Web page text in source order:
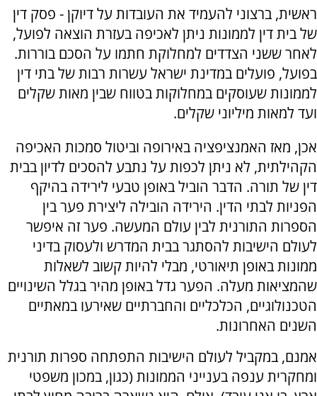
ראשית, ברצוני להעמיד את העובדות על דיוקן - פסק דין
של בית דין לממונות ניתן לאכיפה בעזרת הוצאה לפועל,
לאחר ששני הצדדים למחלוקת חתמו על הסכם בוררות.
בפועל, פועלים במדינת ישראל עשרות רבות של בתי דין
לממונות שעוסקים במחלוקות בטווח שבין מאות שקלים
ועד למאות מיליוני שקלים.
אכן, מאז האמנציפציה באירופה וביטול סמכות האכיפה
הקהילתית, לא ניתן לכפות על נתבע להסכים לדיון בבית
דין של תורה. הדבר הוביל באופן טבעי לירידה בהיקף
הפניות לבתי הדין. הירידה הובילה ליצירת פער בין
הספרות התורנית לבין עולם המעשה. פער זה איפשר
לעולם הישיבות להסתגר בבית המדרש ולעסוק בדיני
ממונות באופן תיאורטי, מבלי להיות קשוב לשאלות
שהמציאות מעלה. הפער גדל באופן מהיר בגלל השינויים
הטכנולוגיים, הכלכליים והחברתיים שאירעו במאתיים
השנים האחרונות.
אמנם, במקביל לעולם הישיבות התפתחה ספרות תורנית
ומחקרית ענפה בענייני הממונות (כגון, במכון משפטי